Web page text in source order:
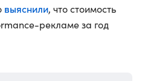
выяснили, что стоимость
рекламе за год